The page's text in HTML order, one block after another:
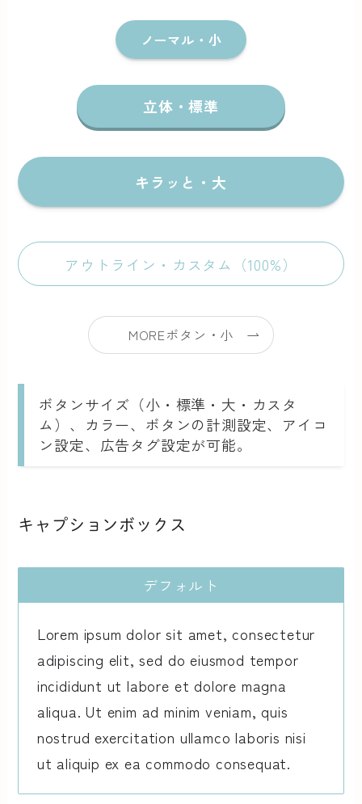
ノーマル・小
立体・標準
キラッと・大
アウトライン・カスタム（100%）
MOREボタン・小
ボタンサイズ（小・標準・大・カスタ
ム）、カラー、ボタンの計測設定、アイコ
ン設定、広告タグ設定が可能。
キャプションボックス
デフォルト
Lorem ipsum dolor sit amet, consectetur
adipiscing elit, sed do eiusmod tempor
incididunt ut labore et dolore magna
aliqua. Ut enim ad minim veniam, quis
nostrud exercitation ullamco laboris nisi
ut aliquip ex ea commodo consequat.